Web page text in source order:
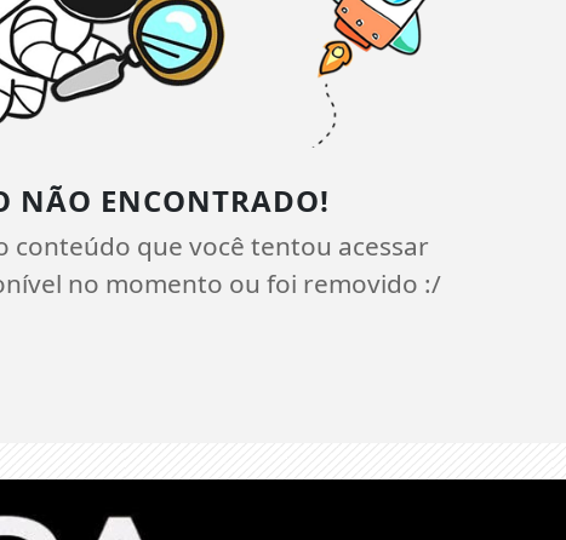
NÃO ENCONTRADO!
conteúdo que você tentou acessar
no momento ou foi removido :/